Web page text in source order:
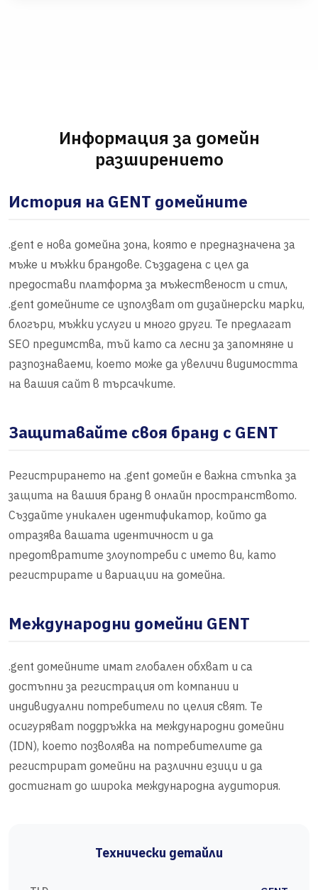
Информация за домейн
разширението
История на GENT домейните
.gent е нова домейна зона, която е предназначена за
мъже и мъжки брандове. Създадена с цел да
предостави платформа за мъжественост и стил,
.gent домейните се използват от дизайнерски марки,
блогъри, мъжки услуги и много други. Те предлагат
SEO предимства, тъй като са лесни за запомняне и
разпознаваеми, което може да увеличи видимостта
на вашия сайт в търсачките.
Защитавайте своя бранд с GENT
Регистрирането на .gent домейн е важна стъпка за
защита на вашия бранд в онлайн пространството.
Създайте уникален идентификатор, който да
отразява вашата идентичност и да
предотвратите злоупотреби с името ви, като
регистрирате и вариации на домейна.
Международни домейни GENT
.gent домейните имат глобален обхват и са
достъпни за регистрация от компании и
индивидуални потребители по целия свят. Те
осигуряват поддръжка на международни домейни
(IDN), което позволява на потребителите да
регистрират домейни на различни езици и да
достигнат до широка международна аудитория.
Технически детайли